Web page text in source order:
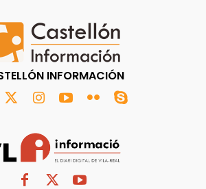
INFORMACIÓN